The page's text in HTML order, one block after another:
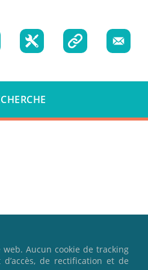
Boite
outils
Liens
Nous
Aucun cookie de tracking
de rectification et de